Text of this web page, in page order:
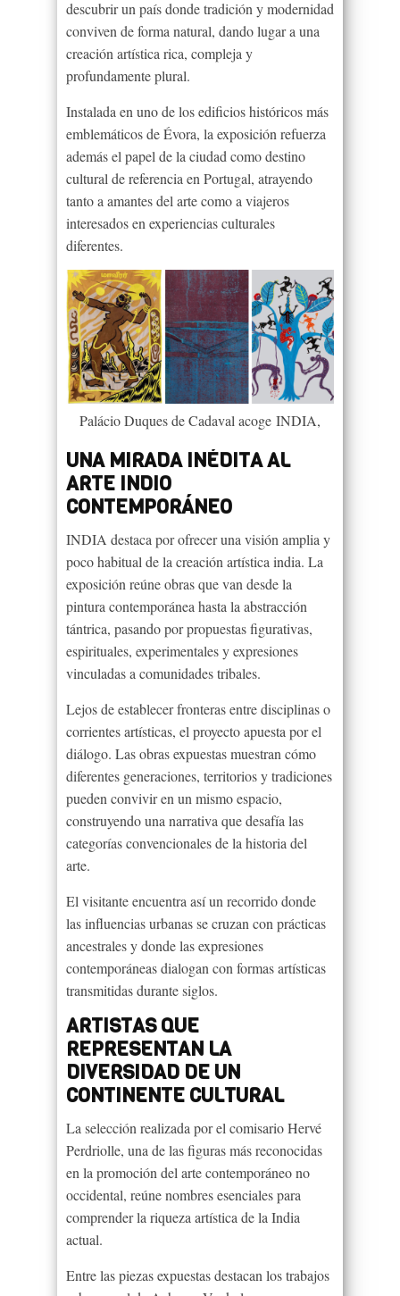
descubrir un país donde tradición y modernidad
conviven de forma natural, dando lugar a una
creación artística rica, compleja y
profundamente plural.
Instalada en uno de los edificios históricos más
emblemáticos de Évora, la exposición refuerza
además el papel de la ciudad como destino
cultural de referencia en Portugal, atrayendo
tanto a amantes del arte como a viajeros
interesados en experiencias culturales
diferentes.
Palácio Duques de Cadaval acoge INDIA,
UNA MIRADA INÉDITA AL
ARTE INDIO
CONTEMPORÁNEO
INDIA destaca por ofrecer una visión amplia y
poco habitual de la creación artística india. La
exposición reúne obras que van desde la
pintura contemporánea hasta la abstracción
tántrica, pasando por propuestas figurativas,
espirituales, experimentales y expresiones
vinculadas a comunidades tribales.
Lejos de establecer fronteras entre disciplinas o
corrientes artísticas, el proyecto apuesta por el
diálogo. Las obras expuestas muestran cómo
diferentes generaciones, territorios y tradiciones
pueden convivir en un mismo espacio,
construyendo una narrativa que desafía las
categorías convencionales de la historia del
arte.
El visitante encuentra así un recorrido donde
las influencias urbanas se cruzan con prácticas
ancestrales y donde las expresiones
contemporáneas dialogan con formas artísticas
transmitidas durante siglos.
ARTISTAS QUE
REPRESENTAN LA
DIVERSIDAD DE UN
CONTINENTE CULTURAL
La selección realizada por el comisario Hervé
Perdriolle, una de las figuras más reconocidas
en la promoción del arte contemporáneo no
occidental, reúne nombres esenciales para
comprender la riqueza artística de la India
actual.
Entre las piezas expuestas destacan los trabajos